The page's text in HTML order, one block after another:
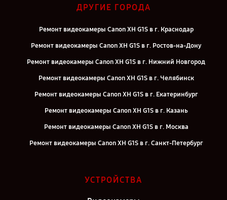
ДРУГИЕ ГОРОДА
Ремонт видеокамеры Canon XH G1S в г. Краснодар
Ремонт видеокамеры Canon XH G1S в г. Ростов-на-Дону
Ремонт видеокамеры Canon XH G1S в г. Нижний Новгород
Ремонт видеокамеры Canon XH G1S в г. Челябинск
Ремонт видеокамеры Canon XH G1S в г. Екатеринбург
Ремонт видеокамеры Canon XH G1S в г. Казань
Ремонт видеокамеры Canon XH G1S в г. Москва
Ремонт видеокамеры Canon XH G1S в г. Санкт-Петербург
УСТРОЙСТВА